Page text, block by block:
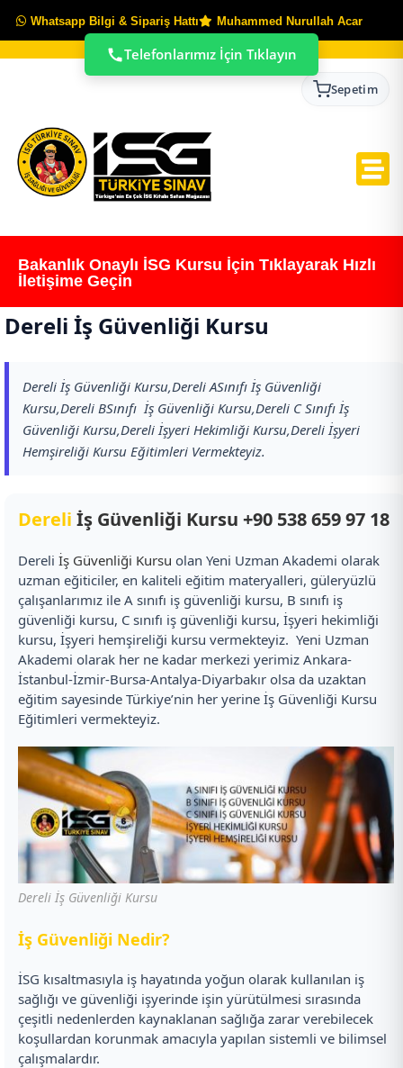
Whatsapp Bilgi & Sipariş Hattı Muhammed Nurullah Acar
Sepetim
Bakanlık Onaylı İSG Kursu İçin Tıklayarak Hızlı
İletişime Geçin
Dereli İş Güvenliği Kursu
Dereli İş Güvenliği Kursu,Dereli ASınıfı İş Güvenliği
Kursu,Dereli BSınıfı İş Güvenliği Kursu,Dereli C Sınıfı İş
Güvenliği Kursu,Dereli İşyeri Hekimliği Kursu,Dereli İşyeri
Hemşireliği Kursu Eğitimleri Vermekteyiz.
Dereli İş Güvenliği Kursu +90 538 659 97 18
Dereli İş Güvenliği Kursu olan Yeni Uzman Akademi olarak
uzman eğiticiler, en kaliteli eğitim materyalleri, güleryüzlü
çalışanlarımız ile A sınıfı iş güvenliği kursu, B sınıfı iş
güvenliği kursu, C sınıfı iş güvenliği kursu, İşyeri hekimliği
kursu, İşyeri hemşireliği kursu vermekteyiz. Yeni Uzman
Akademi olarak her ne kadar merkezi yerimiz Ankara-
İstanbul-İzmir-Bursa-Antalya-Diyarbakır olsa da uzaktan
eğitim sayesinde Türkiye’nin her yerine İş Güvenliği Kursu
Eğitimleri vermekteyiz.
Dereli İş Güvenliği Kursu
İş Güvenliği Nedir?
İSG kısaltmasıyla iş hayatında yoğun olarak kullanılan iş
sağlığı ve güvenliği işyerinde işin yürütülmesi sırasında
çeşitli nedenlerden kaynaklanan sağlığa zarar verebilecek
koşullardan korunmak amacıyla yapılan sistemli ve bilimsel
çalışmalardır.
Telefonlarımız İçin Tıklayın